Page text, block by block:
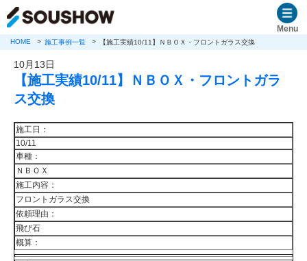
Menu
HOME 施工事例一覧 【施工実績10/11】ＮＢＯＸ・フロントガラス交換
10月13日
【施工実績10/11】ＮＢＯＸ・フロントガラ
ス交換
施工日：
10/11
車種：
ＮＢＯＸ
施工内容：
フロントガラス交換
依頼理由：
飛び石
概算：